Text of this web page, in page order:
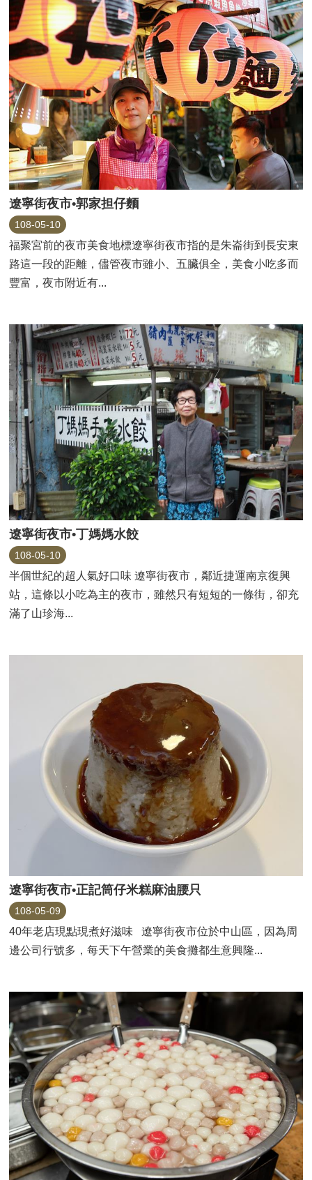
遼寧街夜市•郭家担仔麵
108-05-10
福聚宮前的夜市美食地標遼寧街夜市指的是朱崙街到長安東
路這一段的距離，儘管夜市雖小、五臟俱全，美食小吃多而
豐富，夜市附近有...
遼寧街夜市•丁媽媽水餃
108-05-10
半個世紀的超人氣好口味 遼寧街夜市，鄰近捷運南京復興
站，這條以小吃為主的夜市，雖然只有短短的一條街，卻充
滿了山珍海...
遼寧街夜市•正記筒仔米糕麻油腰只
108-05-09
40年老店現點現煮好滋味 遼寧街夜市位於中山區，因為周
邊公司行號多，每天下午營業的美食攤都生意興隆...